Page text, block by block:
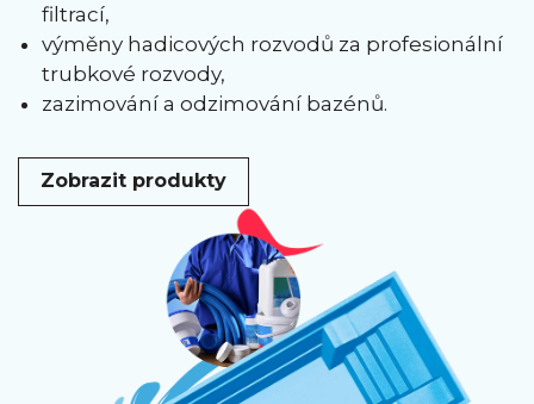
filtrací,
výměny hadicových rozvodů za profesionální
trubkové rozvody,
zazimování a odzimování bazénů.
Zobrazit produkty